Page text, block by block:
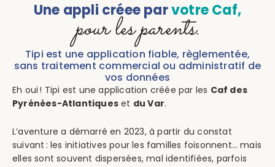
Une appli créee parvotre Caf,
pour les parents.
Tipi est une application fiable, règlementée,
sans traitement commercial ou administratif de
vos données
Eh oui ! Tipi est une application créée par les Caf des
Pyrénées-Atlantiques et du Var.
L’aventure a démarré en 2023, à partir du constat
suivant : les initiatives pour les familles foisonnent… mais
elles sont souvent dispersées, mal identifiées, parfois